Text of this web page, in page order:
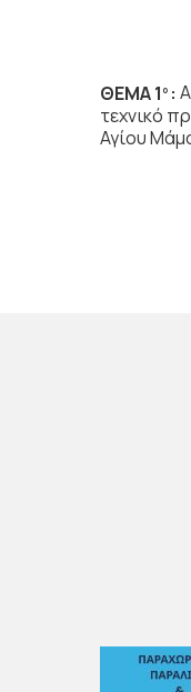
ΘΕΜΑ 1 ο :
τεχνικό
Αγίου